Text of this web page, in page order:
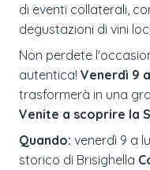
di eventi collaterali,
degustazioni di vini
Non perdete
autentica! Venerdì 9
trasformerà in una
Venite a scoprire la
Quando: venerdì 9 a
storico di Brisighella